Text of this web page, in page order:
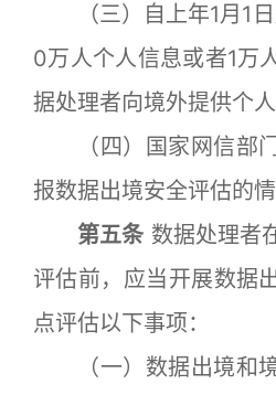
（三）自上年1月1日
0万人个人信息或者1万
据处理者向境外提供个人
（四）国家网信部门
报数据出境安全评估的情
第五条 数据处理者
评估前，应当开展数据
点评估以下事项：
（一）数据出境和境